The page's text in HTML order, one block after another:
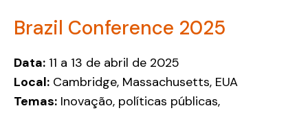
Brazil Conference 2025
Data: 11 a 13 de abril de 2025
Local: Cambridge, Massachusetts, EUA
Temas: Inovação, políticas públicas,